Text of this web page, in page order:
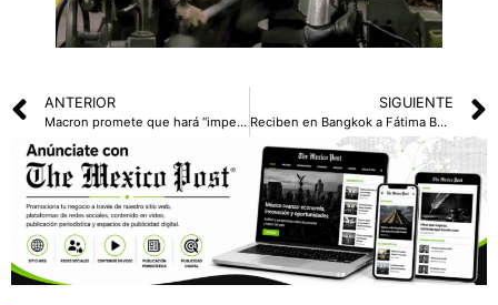
ANTERIOR
Macron promete que hará “impedir” nuevos atentados terroristas
SIGUIENTE
Reciben en Bangkok a Fátima Bosch a ritmo de Cielito Lindo